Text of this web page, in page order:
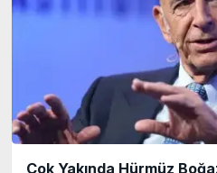
Çok Yakında Hürmüz